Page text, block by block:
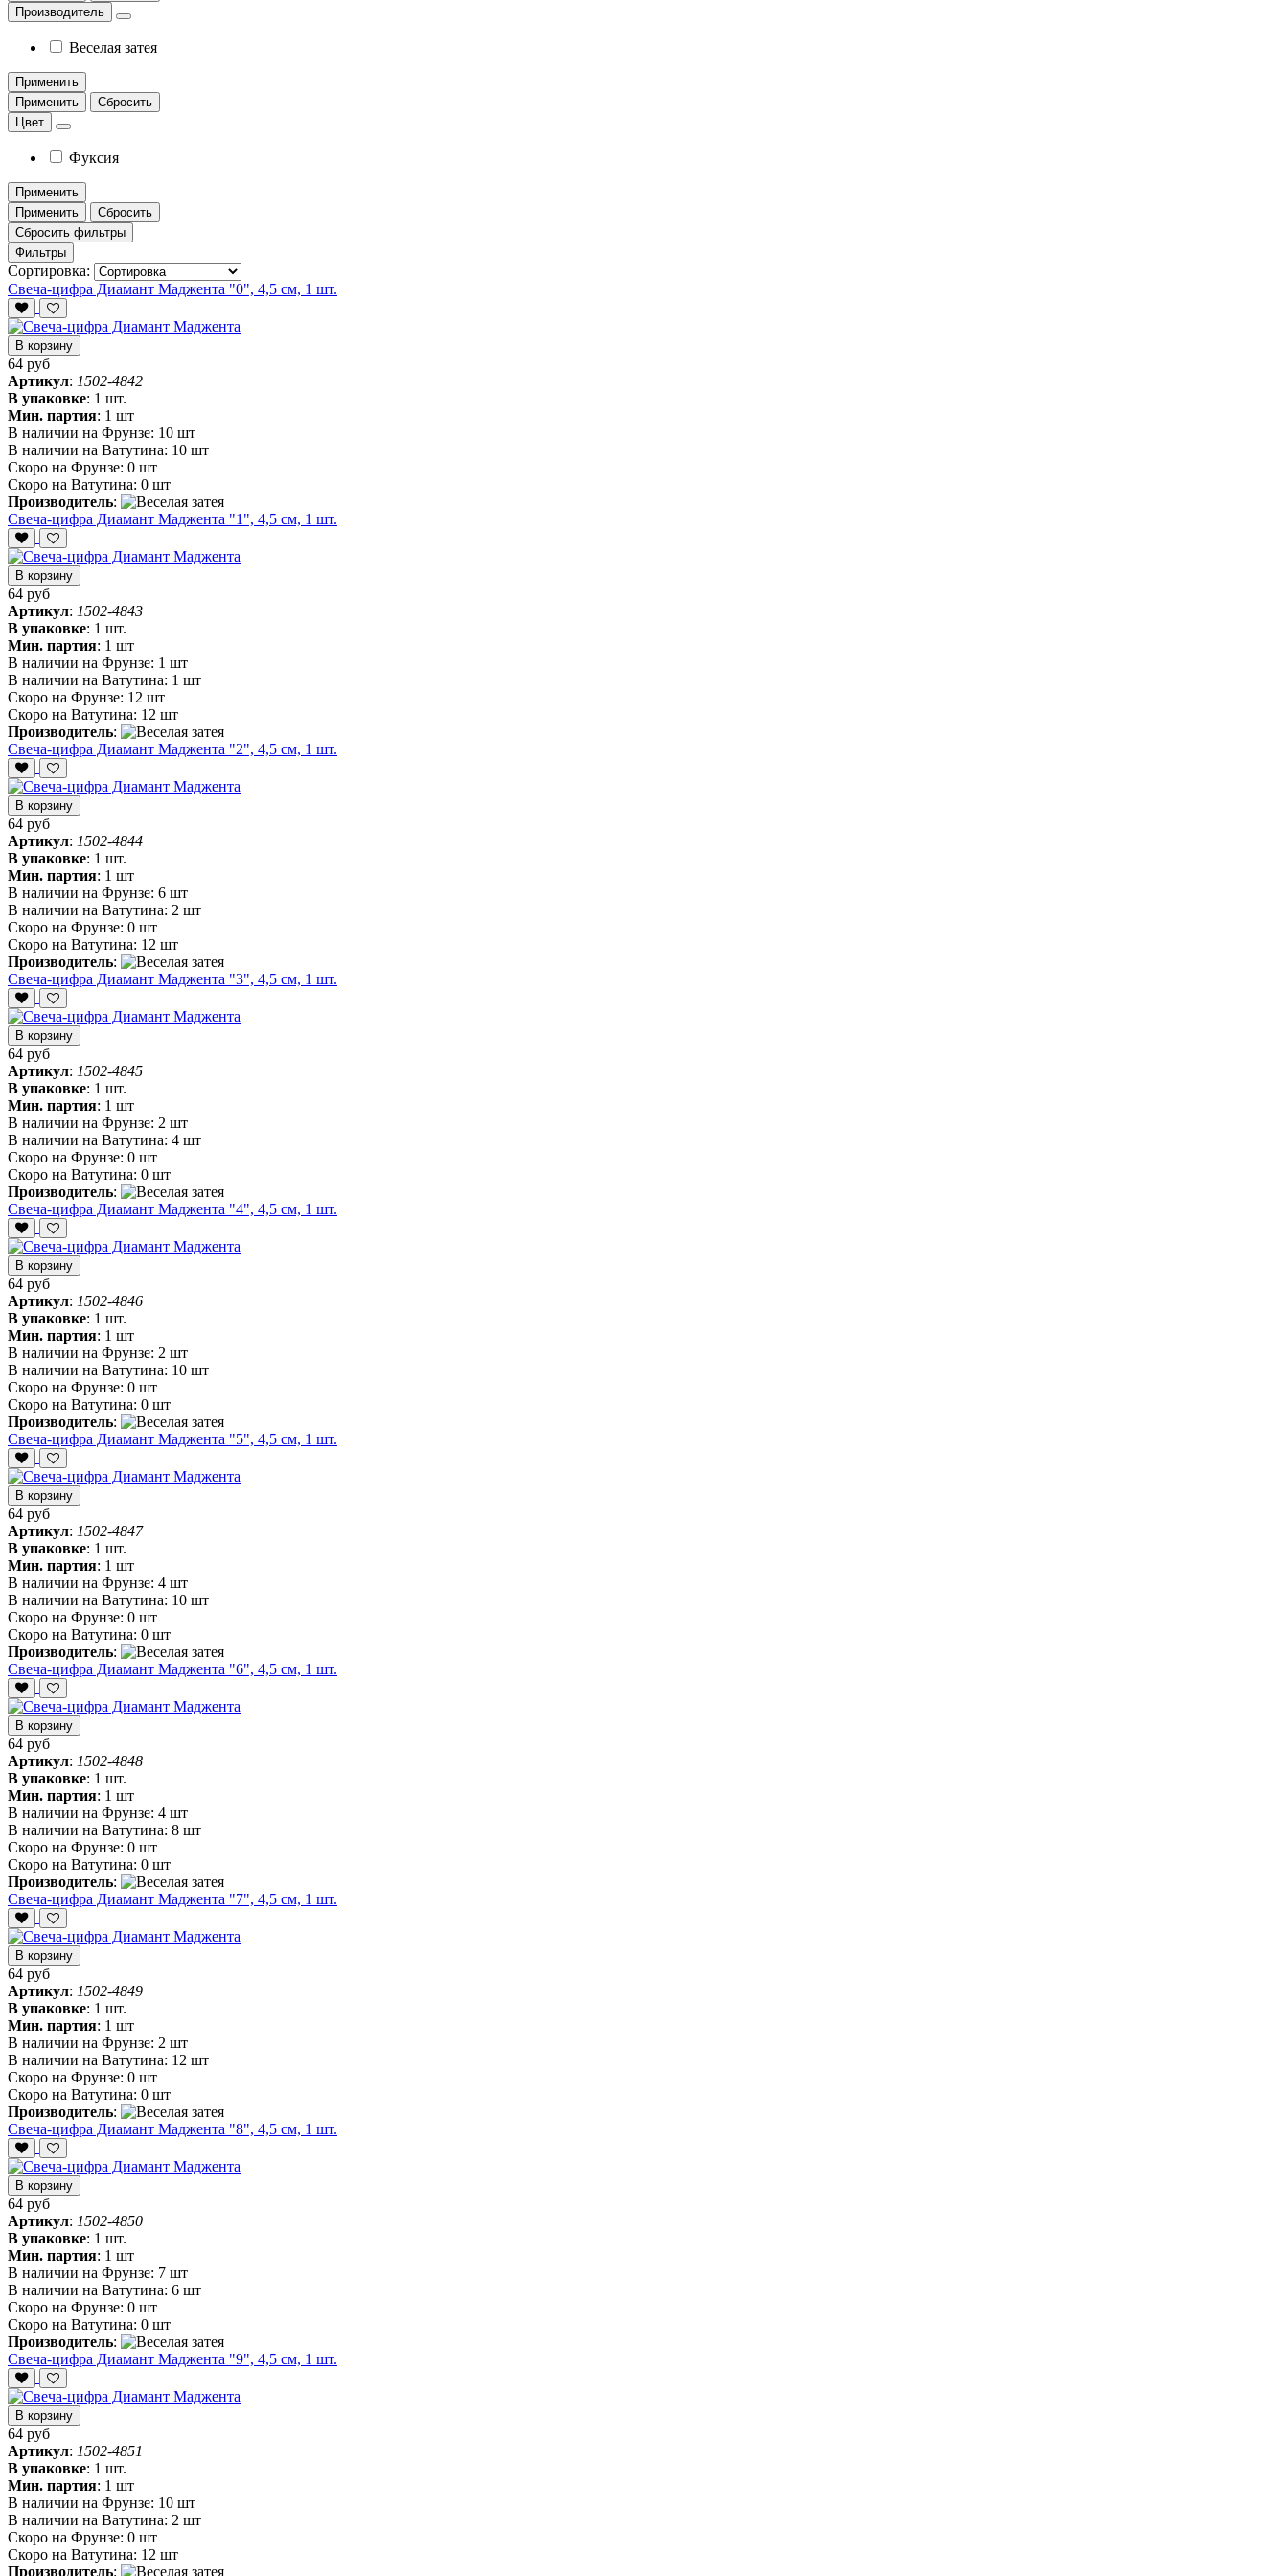
Производитель
Веселая затея
Применить
Применить
Сбросить
Цвет
Фуксия
Применить
Применить
Сбросить
Сбросить фильтры
Фильтры
Сортировка:
Свеча-цифра Диамант Маджента "0", 4,5 см, 1 шт.
В корзину
64 руб
Артикул: 1502-4842
В упаковке: 1 шт.
Мин. партия: 1 шт
В наличии на Фрунзе: 10 шт
В наличии на Ватутина: 10 шт
Скоро на Фрунзе: 0 шт
Скоро на Ватутина: 0 шт
Производитель:
Свеча-цифра Диамант Маджента "1", 4,5 см, 1 шт.
В корзину
64 руб
Артикул: 1502-4843
В упаковке: 1 шт.
Мин. партия: 1 шт
В наличии на Фрунзе: 1 шт
В наличии на Ватутина: 1 шт
Скоро на Фрунзе: 12 шт
Скоро на Ватутина: 12 шт
Производитель:
Свеча-цифра Диамант Маджента "2", 4,5 см, 1 шт.
В корзину
64 руб
Артикул: 1502-4844
В упаковке: 1 шт.
Мин. партия: 1 шт
В наличии на Фрунзе: 6 шт
В наличии на Ватутина: 2 шт
Скоро на Фрунзе: 0 шт
Скоро на Ватутина: 12 шт
Производитель:
Свеча-цифра Диамант Маджента "3", 4,5 см, 1 шт.
В корзину
64 руб
Артикул: 1502-4845
В упаковке: 1 шт.
Мин. партия: 1 шт
В наличии на Фрунзе: 2 шт
В наличии на Ватутина: 4 шт
Скоро на Фрунзе: 0 шт
Скоро на Ватутина: 0 шт
Производитель:
Свеча-цифра Диамант Маджента "4", 4,5 см, 1 шт.
В корзину
64 руб
Артикул: 1502-4846
В упаковке: 1 шт.
Мин. партия: 1 шт
В наличии на Фрунзе: 2 шт
В наличии на Ватутина: 10 шт
Скоро на Фрунзе: 0 шт
Скоро на Ватутина: 0 шт
Производитель:
Свеча-цифра Диамант Маджента "5", 4,5 см, 1 шт.
В корзину
64 руб
Артикул: 1502-4847
В упаковке: 1 шт.
Мин. партия: 1 шт
В наличии на Фрунзе: 4 шт
В наличии на Ватутина: 10 шт
Скоро на Фрунзе: 0 шт
Скоро на Ватутина: 0 шт
Производитель:
Свеча-цифра Диамант Маджента "6", 4,5 см, 1 шт.
В корзину
64 руб
Артикул: 1502-4848
В упаковке: 1 шт.
Мин. партия: 1 шт
В наличии на Фрунзе: 4 шт
В наличии на Ватутина: 8 шт
Скоро на Фрунзе: 0 шт
Скоро на Ватутина: 0 шт
Производитель:
Свеча-цифра Диамант Маджента "7", 4,5 см, 1 шт.
В корзину
64 руб
Артикул: 1502-4849
В упаковке: 1 шт.
Мин. партия: 1 шт
В наличии на Фрунзе: 2 шт
В наличии на Ватутина: 12 шт
Скоро на Фрунзе: 0 шт
Скоро на Ватутина: 0 шт
Производитель:
Свеча-цифра Диамант Маджента "8", 4,5 см, 1 шт.
В корзину
64 руб
Артикул: 1502-4850
В упаковке: 1 шт.
Мин. партия: 1 шт
В наличии на Фрунзе: 7 шт
В наличии на Ватутина: 6 шт
Скоро на Фрунзе: 0 шт
Скоро на Ватутина: 0 шт
Производитель:
Свеча-цифра Диамант Маджента "9", 4,5 см, 1 шт.
В корзину
64 руб
Артикул: 1502-4851
В упаковке: 1 шт.
Мин. партия: 1 шт
В наличии на Фрунзе: 10 шт
В наличии на Ватутина: 2 шт
Скоро на Фрунзе: 0 шт
Скоро на Ватутина: 12 шт
Производитель: